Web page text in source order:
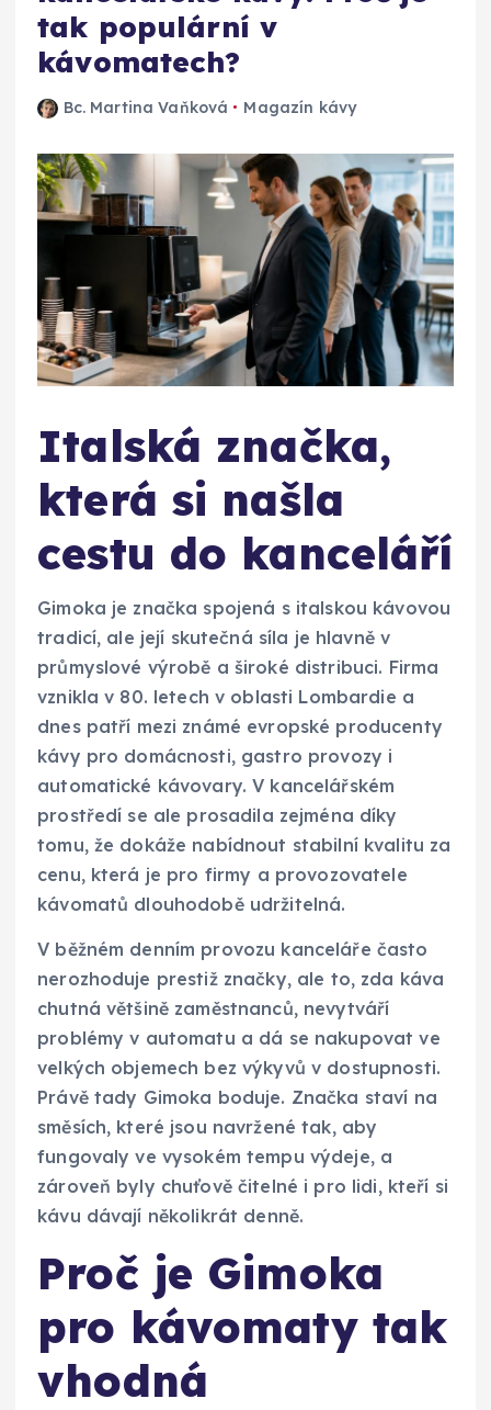
tak populární v
kávomatech?
Bc. Martina Vaňková Magazín kávy
Italská značka,
která si našla
cestu do kanceláří
Gimoka je značka spojená s italskou kávovou
tradicí, ale její skutečná síla je hlavně v
průmyslové výrobě a široké distribuci. Firma
vznikla v 80. letech v oblasti Lombardie a
dnes patří mezi známé evropské producenty
kávy pro domácnosti, gastro provozy i
automatické kávovary. V kancelářském
prostředí se ale prosadila zejména díky
tomu, že dokáže nabídnout stabilní kvalitu za
cenu, která je pro firmy a provozovatele
kávomatů dlouhodobě udržitelná.
V běžném denním provozu kanceláře často
nerozhoduje prestiž značky, ale to, zda káva
chutná většině zaměstnanců, nevytváří
problémy v automatu a dá se nakupovat ve
velkých objemech bez výkyvů v dostupnosti.
Právě tady Gimoka boduje. Značka staví na
směsích, které jsou navržené tak, aby
fungovaly ve vysokém tempu výdeje, a
zároveň byly chuťově čitelné i pro lidi, kteří si
kávu dávají několikrát denně.
Proč je Gimoka
pro kávomaty tak
vhodná